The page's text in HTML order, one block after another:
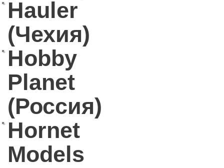
Hauler
(Чехия)
Hobby
Planet
(Россия)
Hornet
Models